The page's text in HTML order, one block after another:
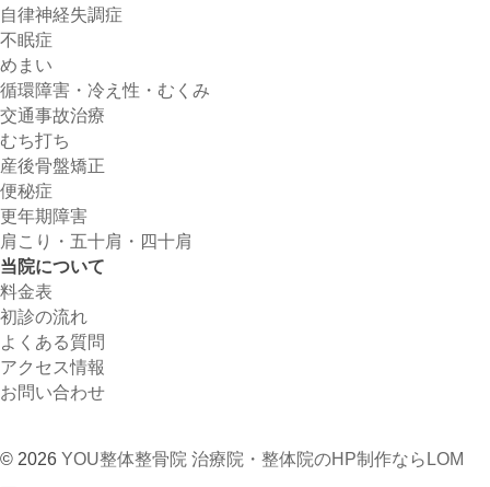
自律神経失調症
不眠症
めまい
循環障害・冷え性・むくみ
交通事故治療
むち打ち
産後骨盤矯正
便秘症
更年期障害
肩こり・五十肩・四十肩
当院について
料金表
初診の流れ
よくある質問
アクセス情報
お問い合わせ
© 2026 YOU整体整骨院 治療院・整体院のHP制作ならLOM